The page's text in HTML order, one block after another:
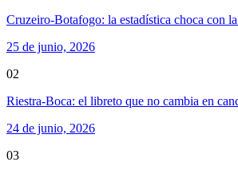
Cruzeiro-Botafogo: la estadística choca con
25 de junio, 2026
02
Riestra-Boca: el libreto que no cambia en
24 de junio, 2026
03